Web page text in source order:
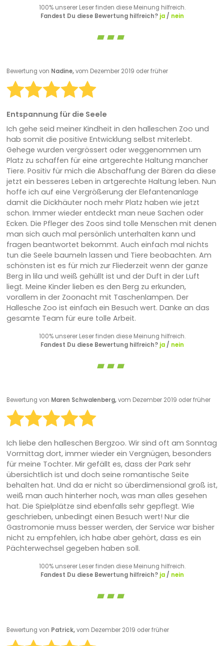
100% unserer Leser finden diese Meinung hilfreich.
Fandest Du diese Bewertung hilfreich? ja/ nein
Bewertung von Nadine,vom Dezember 2019 oder früher
Entspannung für die Seele
Ich gehe seid meiner Kindheit in den halleschen Zoo und
hab somit die positive Entwicklung selbst miterlebt.
Gehege wurden vergrössert oder weggenommen um
Platz zu schaffen für eine artgerechte Haltung mancher
Tiere. Positiv für mich die Abschaffung der Bären da diese
jetzt ein besseres Leben in artgerechte Haltung leben. Nun
hoffe ich auf eine Vergrößerung der Elefantenanlage
damit die Dickhäuter noch mehr Platz haben wie jetzt
schon. Immer wieder entdeckt man neue Sachen oder
Ecken. Die Pfleger des Zoos sind tolle Menschen mit denen
man sich auch mal persönlich unterhalten kann und
fragen beantwortet bekommt. Auch einfach mal nichts
tun die Seele baumeln lassen und Tiere beobachten. Am
schönsten ist es für mich zur Fliederzeit wenn der ganze
Berg in lila und weiß gehüllt ist und der Duft in der Luft
liegt. Meine Kinder lieben es den Berg zu erkunden,
vorallem in der Zoonacht mit Taschenlampen. Der
Hallesche Zoo ist einfach ein Besuch wert. Danke an das
gesamte Team für eure tolle Arbeit.
100% unserer Leser finden diese Meinung hilfreich.
Fandest Du diese Bewertung hilfreich? ja/ nein
Bewertung von Maren Schwalenberg,vom Dezember 2019 oder früher
Ich liebe den halleschen Bergzoo. Wir sind oft am Sonntag
Vormittag dort, immer wieder ein Vergnügen, besonders
für meine Tochter. Mir gefällt es, dass der Park sehr
übersichtlich ist und doch seine romantische Seite
behalten hat. Und da er nicht so überdimensional groß ist,
weiß man auch hinterher noch, was man alles gesehen
hat. Die Spielplätze sind ebenfalls sehr gepflegt. Wie
geschrieben, unbedingt einen Besuch wert! Nur die
Gastromonie muss besser werden, der Service war bisher
nicht zu empfehlen, ich habe aber gehört, dass es ein
Pächterwechsel gegeben haben soll.
100% unserer Leser finden diese Meinung hilfreich.
Fandest Du diese Bewertung hilfreich? ja/ nein
Bewertung von Patrick,vom Dezember 2019 oder früher